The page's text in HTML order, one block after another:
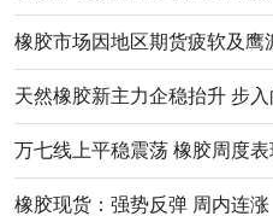
橡胶市场因地区期货疲软及鹰
天然橡胶新主力企稳抬升 步
万七线上平稳震荡 橡胶周度
橡胶现货：强势反弹 周内连涨